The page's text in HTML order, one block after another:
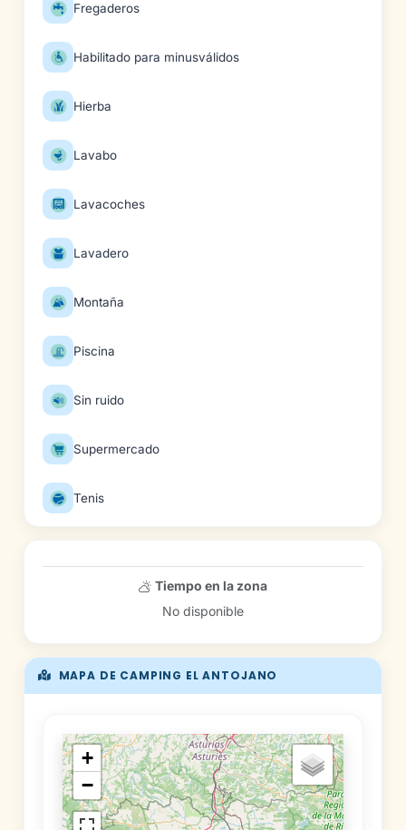
Fregaderos
Habilitado para minusválidos
Hierba
Lavabo
Lavacoches
Lavadero
Montaña
Piscina
Sin ruido
Supermercado
Tenis
MAPA DE CAMPING EL ANTOJANO
+
−
Tiempo en la zona
No disponible